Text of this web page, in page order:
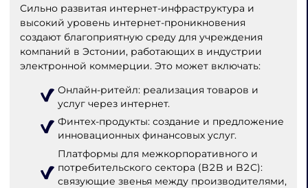
Сильно развитая интернет-инфраструктура и
высокий уровень интернет-проникновения
создают благоприятную среду для учреждения
компаний в Эстонии, работающих в индустрии
электронной коммерции. Это может включать:
Онлайн-ритейл: реализация товаров и
услуг через интернет.
Финтех-продукты: создание и предложение
инновационных финансовых услуг.
Платформы для межкорпоративного и
потребительского сектора (B2B и B2C):
связующие звенья между производителями,